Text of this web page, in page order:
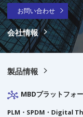
お問い合わせ
会社情報
製品情報
MBDプラットフォ
PLM・SPDM・Digital